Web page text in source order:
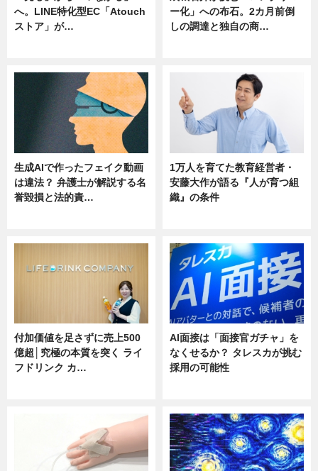
へ。LINE特化型EC「Atouch
ストア」が…
ー化」への布石。2カ月前倒
しの調達と独自の商…
生成AIで作ったフェイク動画
は違法？ 弁護士が解説する名
誉毀損と法的責…
1万人を育てた教育経営者・
安藤大作が語る『人が育つ組
織』の条件
付加価値を足さずに売上500
億超│究極の本質を突く ライ
フドリンク カ…
AI面接は「面接官ガチャ」を
なくせるか？ タレスカが挑む
採用の可能性